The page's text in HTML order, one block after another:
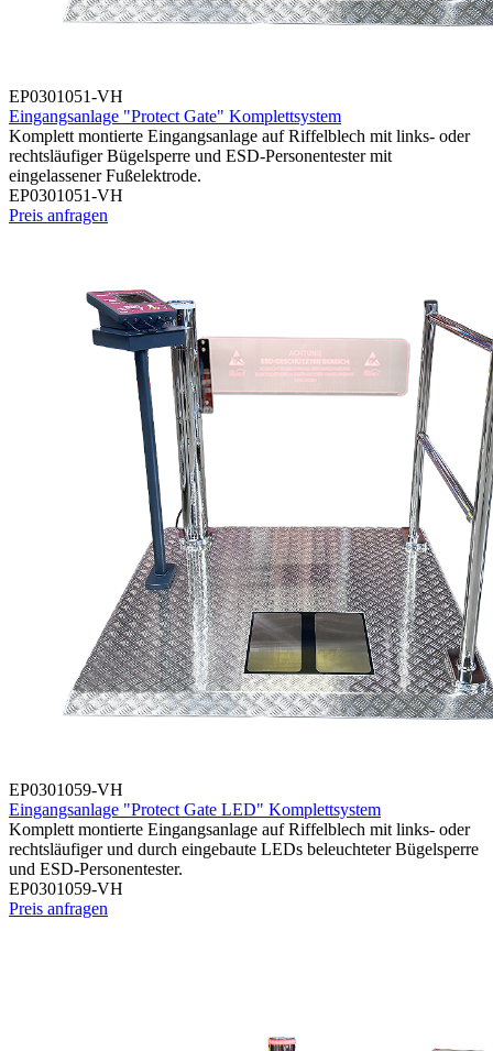
EP0301051-VH
Eingangsanlage "Protect Gate" Komplettsystem
Komplett montierte Eingangsanlage auf Riffelblech mit links- oder
rechtsläufiger Bügelsperre und ESD-Personentester mit
eingelassener Fußelektrode.
EP0301051-VH
Preis anfragen
EP0301059-VH
Eingangsanlage "Protect Gate LED" Komplettsystem
Komplett montierte Eingangsanlage auf Riffelblech mit links- oder
rechtsläufiger und durch eingebaute LEDs beleuchteter Bügelsperre
und ESD-Personentester.
EP0301059-VH
Preis anfragen